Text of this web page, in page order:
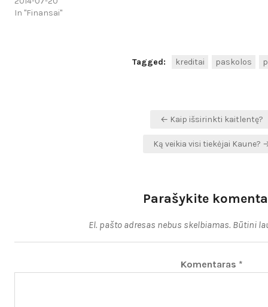
In "Finansai"
Tagged: kreditai paskolos
← Kaip išsirinkti kaitlentę?
Ką veikia visi tiekėjai Kaune?
Parašykite
El. pašto adresas nebus skelbiamas. Būtini
Komentaras *